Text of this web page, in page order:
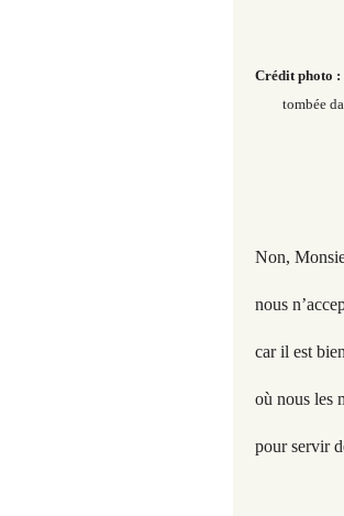
Crédit photo :
tombée
Non,
nous
car il est
où nous les
pour servir